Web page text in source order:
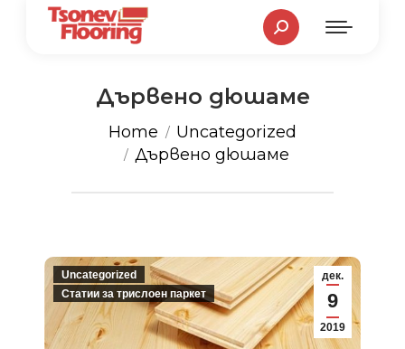
Search:
Дървено дюшаме
You are here:
Home
Uncategorized
Дървено дюшаме
дек.
9
2019
Uncategorized
Статии за трислоен паркет